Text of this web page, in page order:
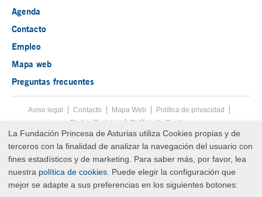
Agenda
Contacto
Empleo
Mapa web
Preguntas frecuentes
Menú pie
Aviso legal Tecla de acceso 8
Contacto Mapa Web
Política de privacidad
Redes Sociales
Política de Cookies
Fin menú pie
© Copyright Sat Aug 08 21:03:44 UTC 2026 Fundación Princesa de
Asturias
La Fundación Princesa de Asturias utiliza Cookies propias y de
terceros con la finalidad de analizar la navegación del usuario con
fines estadísticos y de marketing. Para saber más, por favor, lea
nuestra política de cookies . Puede elegir la configuración que
mejor se adapte a sus preferencias en los siguientes botones: